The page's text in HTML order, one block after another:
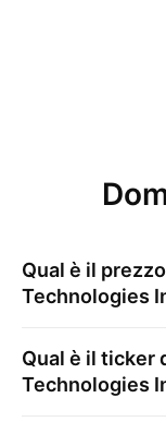
Qual è il
Technologies
Qual è il ticker
Technologies